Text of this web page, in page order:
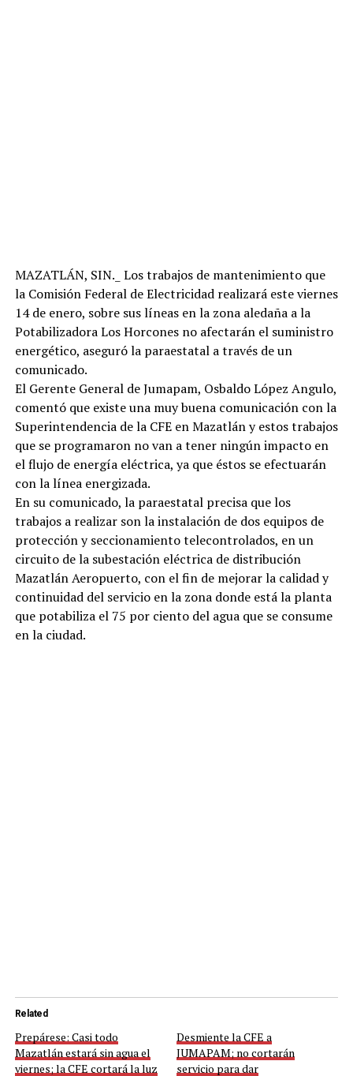
MAZATLÁN, SIN._ Los trabajos de mantenimiento que
la Comisión Federal de Electricidad realizará este viernes
14 de enero, sobre sus líneas en la zona aledaña a la
Potabilizadora Los Horcones no afectarán el suministro
energético, aseguró la paraestatal a través de un
comunicado.
El Gerente General de Jumapam, Osbaldo López Angulo,
comentó que existe una muy buena comunicación con la
Superintendencia de la CFE en Mazatlán y estos trabajos
que se programaron no van a tener ningún impacto en
el flujo de energía eléctrica, ya que éstos se efectuarán
con la línea energizada.
En su comunicado, la paraestatal precisa que los
trabajos a realizar son la instalación de dos equipos de
protección y seccionamiento telecontrolados, en un
circuito de la subestación eléctrica de distribución
Mazatlán Aeropuerto, con el fin de mejorar la calidad y
continuidad del servicio en la zona donde está la planta
que potabiliza el 75 por ciento del agua que se consume
en la ciudad.
Related
Prepárese: Casi todo
Mazatlán estará sin agua el
viernes; la CFE cortará la luz
Desmiente la CFE a
JUMAPAM; no cortarán
servicio para dar